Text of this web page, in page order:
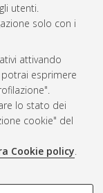
utenti.
solo con i
attivando
esprimere
lo stato dei
cookie" del
Cookie policy.